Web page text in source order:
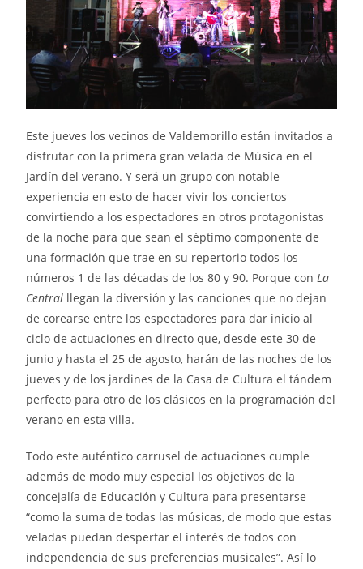
Este jueves los vecinos de Valdemorillo están invitados a
disfrutar con la primera gran velada de Música en el
Jardín del verano. Y será un grupo con notable
experiencia en esto de hacer vivir los conciertos
convirtiendo a los espectadores en otros protagonistas
de la noche para que sean el séptimo componente de
una formación que trae en su repertorio todos los
números 1 de las décadas de los 80 y 90. Porque conLa
Central llegan la diversión y las canciones que no dejan
de corearse entre los espectadores para dar inicio al
ciclo de actuaciones en directo que, desde este 30 de
junio y hasta el 25 de agosto, harán de las noches de los
jueves y de los jardines de la Casa de Cultura el tándem
perfecto para otro de los clásicos en la programación del
verano en esta villa.
Todo este auténtico carrusel de actuaciones cumple
además de modo muy especial los objetivos de la
concejalía de Educación y Cultura para presentarse
“como la suma de todas las músicas, de modo que estas
veladas puedan despertar el interés de todos con
independencia de sus preferencias musicales”. Así lo